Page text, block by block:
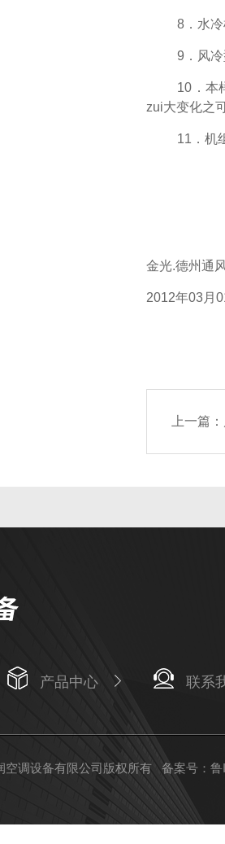
8 ．水
9 ．风
10 ．
zui大变化之
11 ．
金光.德州通
2012年03月
上一篇：
产品中心 联系
空调设备有限公司版权所有备案号：